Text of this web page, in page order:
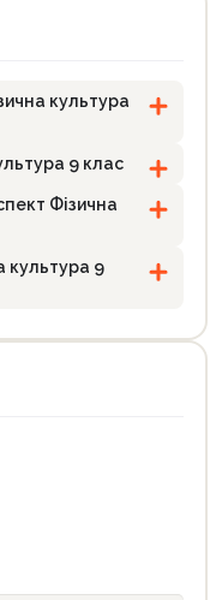
культура
9 клас
Фізична
культура 9